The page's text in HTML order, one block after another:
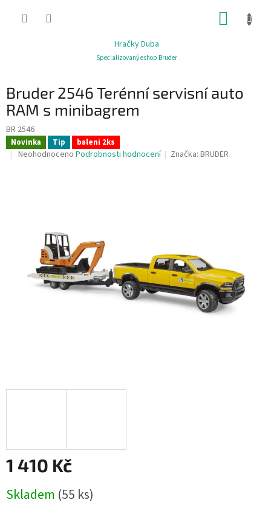
Hračky Duba
Specializovaný eshop Bruder
Bruder 2546 Terénní servisní auto
RAM s minibagrem
BR 2546
Novinka Tip baleni 2ks
Průměrné
hvězdiček.
Neohodnoceno Podrobnosti hodnocení Značka:BRUDER
1 410 Kč
cena:
Skladem (55 ks)